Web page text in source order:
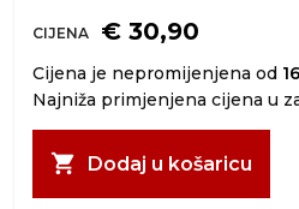
CIJENA € 30,90
Cijena je nepromijenjena od
Najniža primjenjena cijena u
shopping_cart Dodaj u košaricu